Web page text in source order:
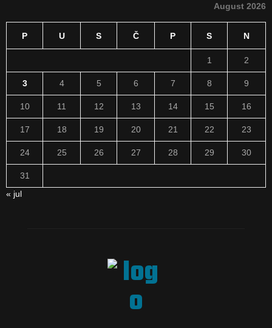
August 2026
P U S Č P S N
1 2
3 4 5 6 7 8 9
10 11 12 13 14 15 16
17 18 19 20 21 22 23
24 25 26 27 28 29 30
31
« jul